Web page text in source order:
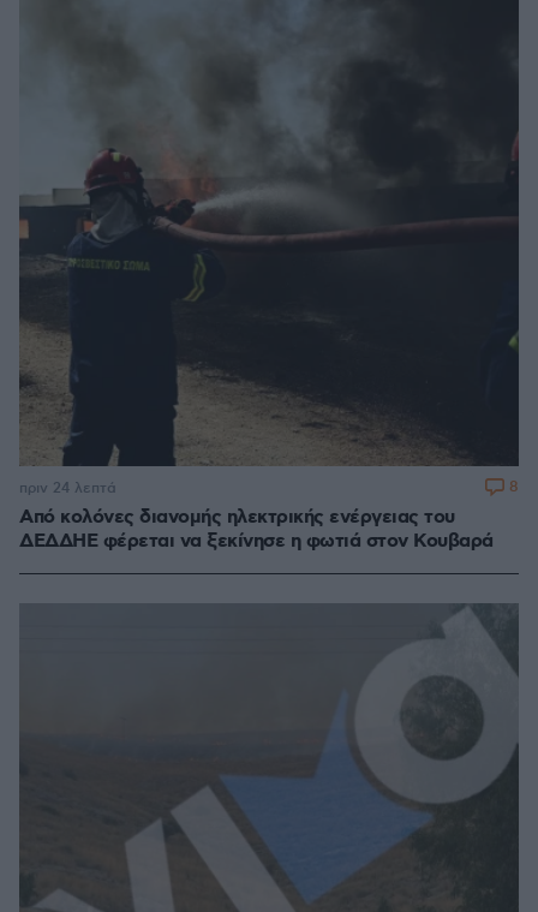
Από κολόνες διανομής ηλεκτρικής ενέργειας του
ΔΕΔΔΗΕ φέρεται να ξεκίνησε η φωτιά στον Κουβαρά
πριν 24 λεπτά 8